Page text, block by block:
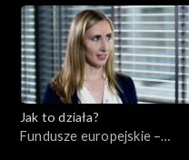
Jak to działa?
Fundusze europejskie –